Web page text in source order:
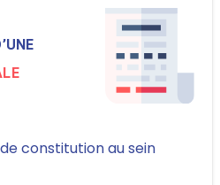
constitution au sein